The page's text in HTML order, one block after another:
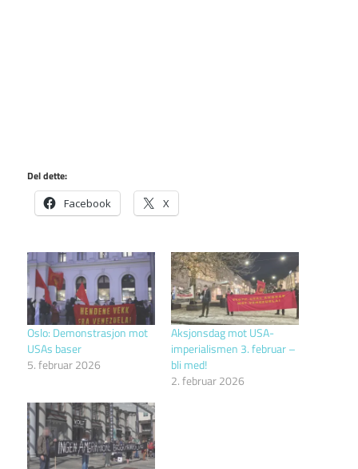
Del dette:
Facebook X
Oslo: Demonstrasjon mot
USAs baser
5. februar 2026
Aksjonsdag mot USA-
imperialismen 3. februar –
bli med!
2. februar 2026